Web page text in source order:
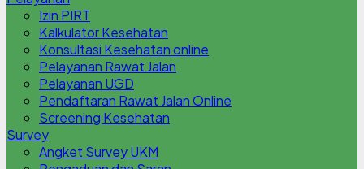
Izin PIRT
Kalkulator Kesehatan
Konsultasi Kesehatan online
Pelayanan Rawat Jalan
Pelayanan UGD
Pendaftaran Rawat Jalan Online
Screening Kesehatan
Survey
Angket Survey UKM